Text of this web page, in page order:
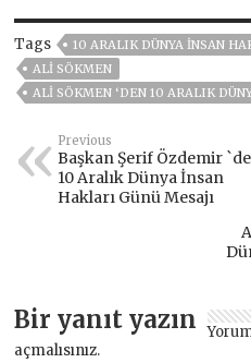
Tags
10 ARALIK DÜNYA İNSAN
ALI SÖKMEN
ALI SÖKMEN ‘DEN 10 ARALIK
Previous
Başkan Şerif Özdemir
10 Aralık Dünya İnsan
Hakları Günü Mesajı
Bir yanıt yazın
açmalısınız.